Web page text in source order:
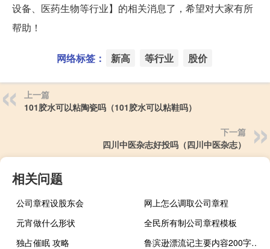
设备、医药生物等行业】的相关消息了，希望对大家有所
帮助！
网络标签： 新高 等行业 股价
上一篇
101胶水可以粘陶瓷吗（101胶水可以粘鞋吗）
下一篇
四川中医杂志好投吗（四川中医杂志）
相关问题
公司章程设股东会
网上怎么调取公司章程
元宵做什么形状
全民所有制公司章程模板
独占催眠 攻略
鲁滨逊漂流记主要内容200字以上（鲁滨逊漂流记主要内容200字）